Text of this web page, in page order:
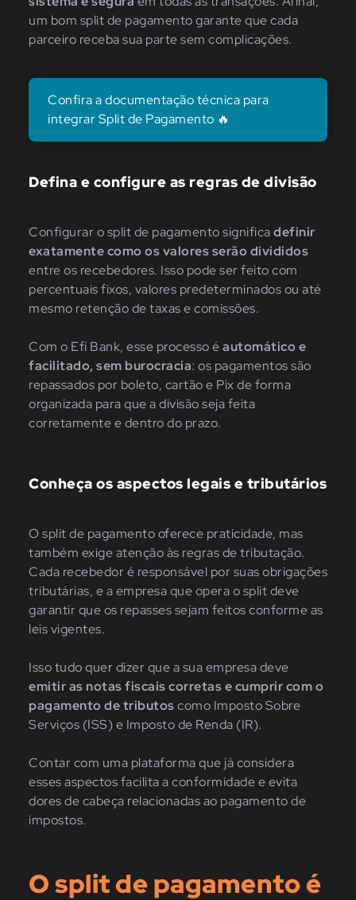
um bom split de pagamento garante que cada
parceiro receba sua parte sem complicações.
Confira a documentação técnica para
integrar Split de Pagamento 🔥
Defina e configure as regras de divisão
Configurar o split de pagamento significadefinir
exatamente como os valores serão divididos
entre os recebedores. Isso pode ser feito com
percentuais fixos, valores predeterminados ou até
mesmo retenção de taxas e comissões.
Com o Efí Bank, esse processo éautomático e
facilitado, sem burocracia: os pagamentos são
repassados por boleto, cartão e Pix de forma
organizada para que a divisão seja feita
corretamente e dentro do prazo.
Conheça os aspectos legais e tributários
O split de pagamento oferece praticidade, mas
também exige atenção às regras de tributação.
Cada recebedor é responsável por suas obrigações
tributárias, e a empresa que opera o split deve
garantir que os repasses sejam feitos conforme as
leis vigentes.
Isso tudo quer dizer que a sua empresa deve
emitir as notas fiscais corretas e cumprir com o
pagamento de tributoscomo Imposto Sobre
Serviços (ISS) e Imposto de Renda (IR).
Contar com uma plataforma que já considera
esses aspectos facilita a conformidade e evita
dores de cabeça relacionadas ao pagamento de
impostos.
O split de pagamento é